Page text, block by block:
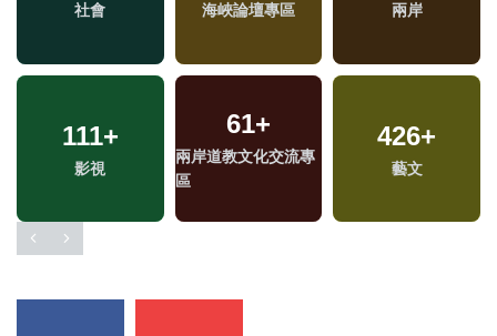
社會 海峽論壇專區 兩岸
111+
影視
61+
兩岸道教文化交流專
區
426+
藝文